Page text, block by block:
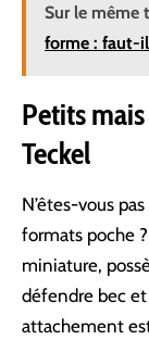
Sur le même
forme : faut-
Petits
Teckel
N’êtes-vous
formats poche
miniature,
défendre bec
attachement est